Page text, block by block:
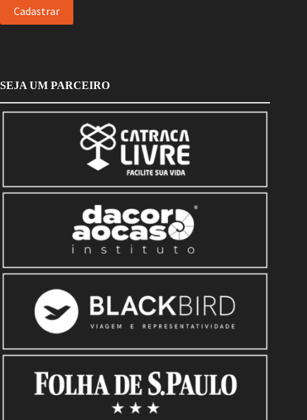
SEJA UM PARCEIRO